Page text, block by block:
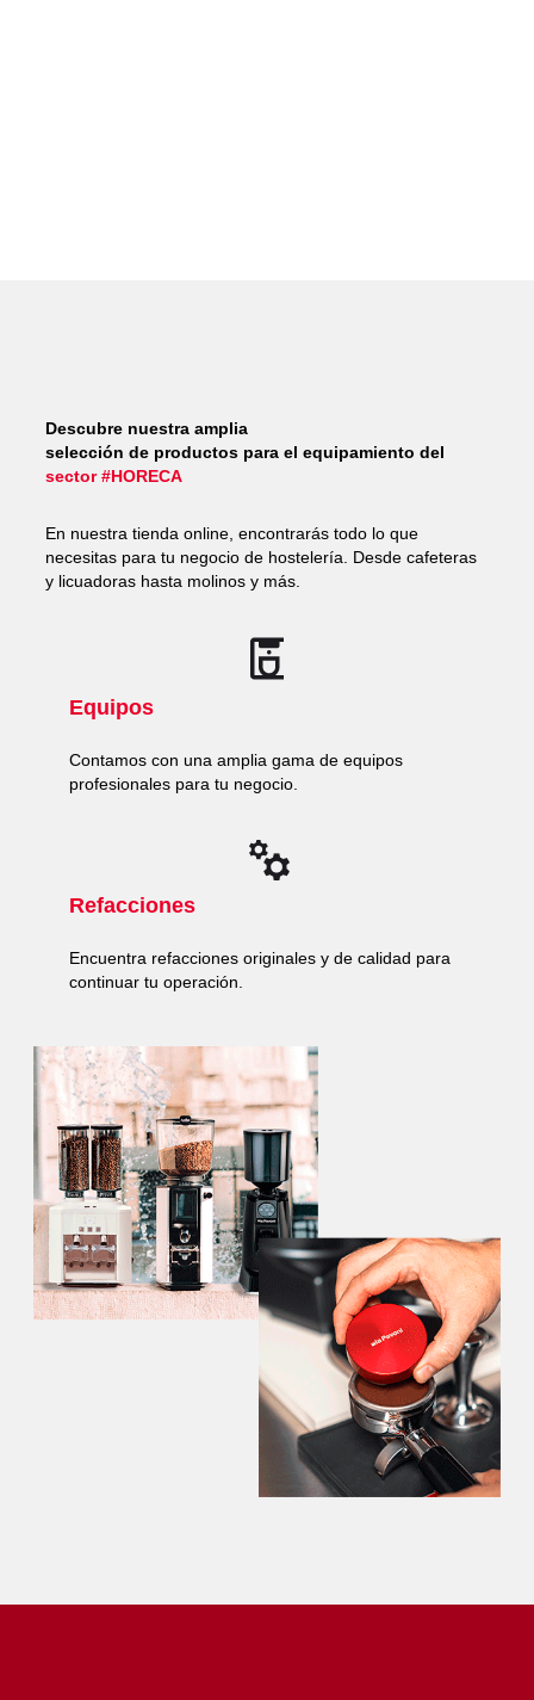
Descubre nuestra amplia
selección de productos para el equipamiento del
sector #HORECA
En nuestra tienda online, encontrarás todo lo que
necesitas para tu negocio de hostelería. Desde cafeteras
y licuadoras hasta molinos y más.
Equipos
Contamos con una amplia gama de equipos
profesionales para tu negocio.
Refacciones
Encuentra refacciones originales y de calidad para
continuar tu operación.